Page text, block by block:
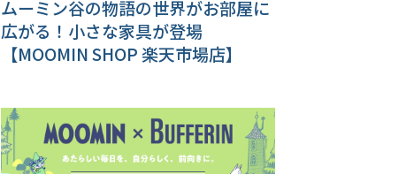
ムーミン谷の物語の世界がお部屋に
広がる！小さな家具が登場
【MOOMIN SHOP 楽天市場店】